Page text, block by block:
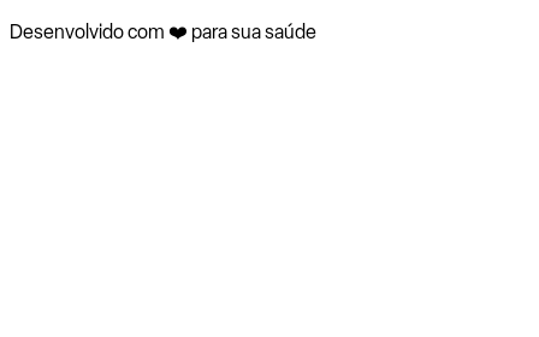
Desenvolvido com ❤️ para sua saúde